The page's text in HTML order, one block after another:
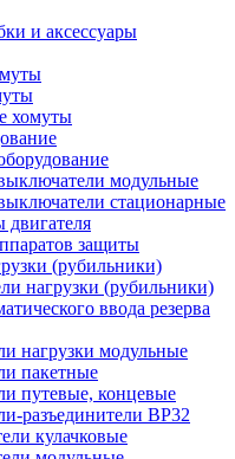
и аксессуары
хомуты
модульные
стационарные
защиты
(рубильники)
нагрузки (рубильники)
ввода резерва
нагрузки модульные
пакетные
путевые, концевые
разъединители ВР32
кулачковые